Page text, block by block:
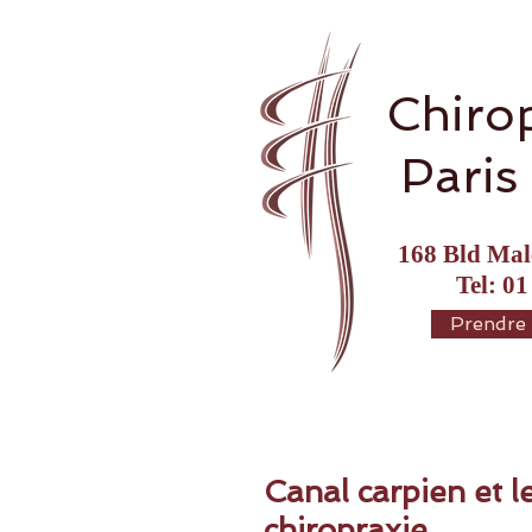
168 Bld
Tel:
Prendre
Canal carpien et